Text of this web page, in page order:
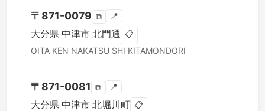
〒 871-0079 ⧉ 📍
大分県 中津市 北門通 📋
OITA KEN NAKATSU SHI KITAMONDORI
〒 871-0081 ⧉ 📍
大分県 中津市 北堀川町 📋